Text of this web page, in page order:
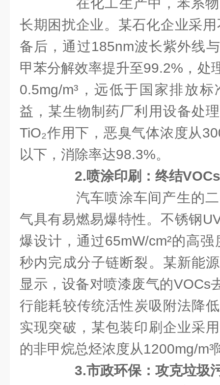
在化工生产中，苯系物
长期困扰企业。某石化企业采
备后，通过185nm波长紫外线
甲苯分解效率提升至99.2%，处
0.5mg/m³，远低于国家排放
益，某生物制药厂利用设备处
TiO₂作用下，恶臭气体浓度从
以下，消除率达98.3%。
2.喷涂印刷：终结
汽车喷涂车间产生的二
气具有易燃易爆特性。不锈钢
爆设计，通过65mW/cm²的高
秒内完成分子链断裂。某新能
显示，设备对喷漆废气的VOCs
行能耗较传统活性炭吸附法降
实现突破，某包装印刷企业采
的非甲烷总烃浓度从1200mg/m³
3.市政环保：攻克垃圾